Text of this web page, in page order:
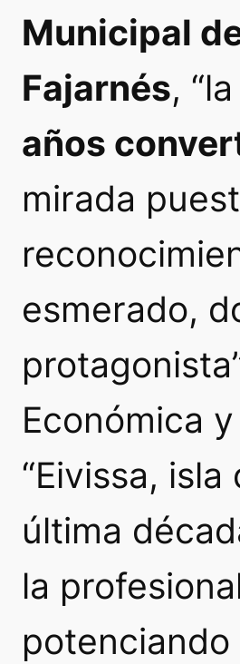
Municipal
Fajarnés, “la
años
mirada
esmerado,
Económica
“Eivissa,
última
la